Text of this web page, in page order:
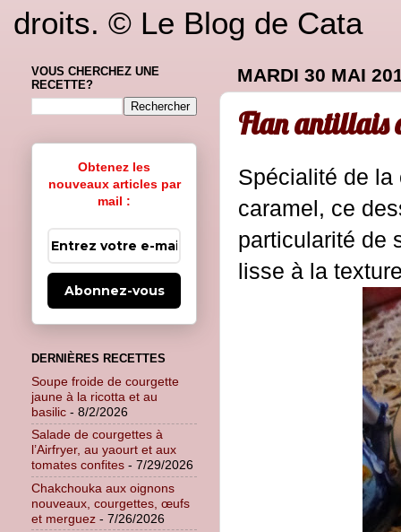
droits. © Le Blog de Cata
MARDI 30 MAI
Flan antillais
Spécialité de
caramel, ce
particularité de
lisse à la
VOUS CHERCHEZ UNE
RECETTE?
Obtenez les
nouveaux articles par
mail :
Abonnez-vous
DERNIÈRES RECETTES
Soupe froide de courgette
jaune à la ricotta et au
basilic - 8/2/2026
Salade de courgettes à
l’Airfryer, au yaourt et aux
tomates confites - 7/29/2026
Chakchouka aux oignons
nouveaux, courgettes, œufs
et merguez - 7/26/2026